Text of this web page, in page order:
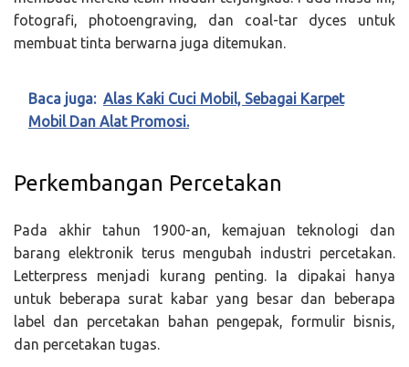
fotografi, photoengraving, dan coal-tar dyces untuk
membuat tinta berwarna juga ditemukan.
Baca juga: Alas Kaki Cuci Mobil, Sebagai Karpet
Mobil Dan Alat Promosi.
Perkembangan Percetakan
Pada akhir tahun 1900-an, kemajuan teknologi dan
barang elektronik terus mengubah industri percetakan.
Letterpress menjadi kurang penting. Ia dipakai hanya
untuk beberapa surat kabar yang besar dan beberapa
label dan percetakan bahan pengepak, formulir bisnis,
dan percetakan tugas.